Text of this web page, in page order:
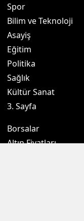
Spor
Bilim ve Teknoloji
Asayiş
Eğitim
Politika
Sağlık
Kültür Sanat
3. Sayfa
Borsalar
Altın Fiyatları